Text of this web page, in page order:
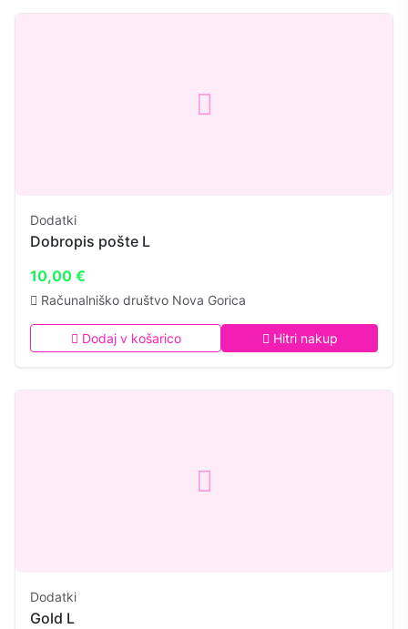
Dodatki
Dobropis pošte L
10,00 €
Računalniško društvo Nova Gorica
Dodaj v košarico Hitri nakup
Dodatki
Gold L